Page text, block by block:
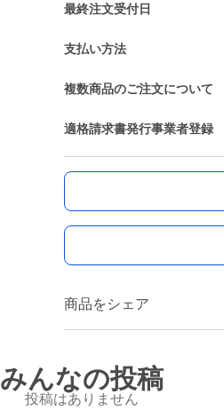
最終注文受付日
支払い方法
複数商品のご注文について
適格請求書発行事業者登録
商品をシェア
みんなの投稿
投稿はありません